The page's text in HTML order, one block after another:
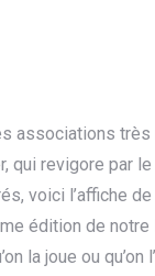
associations
qui revigore par
voici l’affiche
édition de
la joue ou qu’on